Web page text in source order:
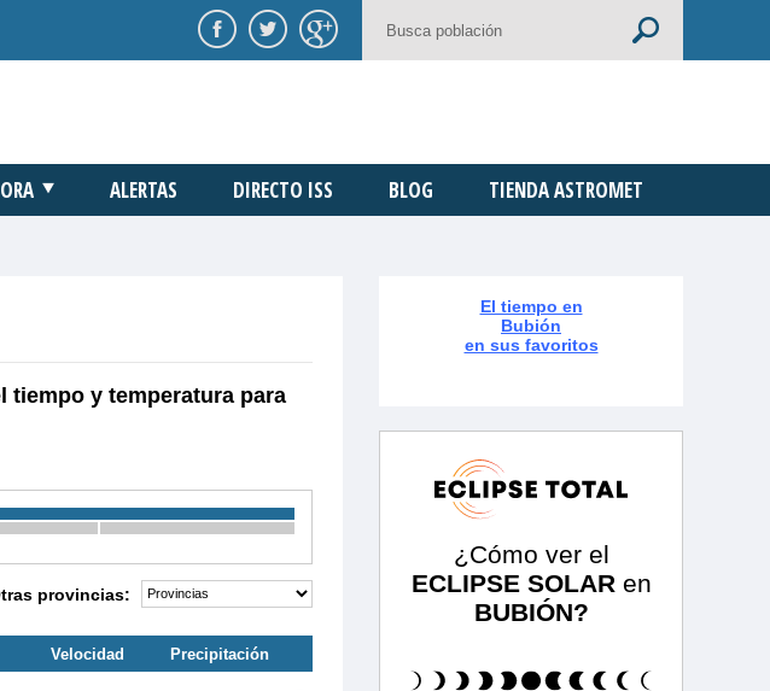
ALERTAS DIRECTO ISS BLOG TIENDA ASTROMET
tiempo y temperatura para
provincias:
Velocidad Precipitación
El tiempo en
Bubión
en sus favoritos
¿Cómo ver el
ECLIPSE SOLAR en
BUBIÓN?